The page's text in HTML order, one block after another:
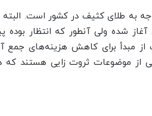
به طلای کثیف در کشور است.
آغاز شده ولی آنطور که انتظار
از مبدأ برای کاهش هزینه‌های جمع
از موضوعات ثروتزایی هستند که